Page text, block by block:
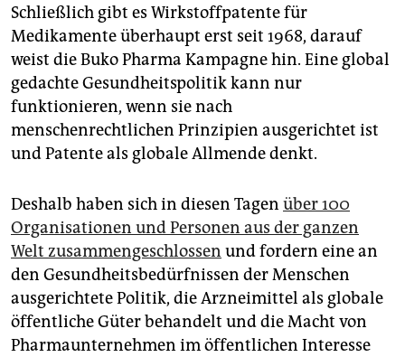
Schließlich gibt es Wirkstoffpatente für
Medikamente überhaupt erst seit 1968, darauf
weist die Buko Pharma Kampagne hin. Eine global
gedachte Gesundheitspolitik kann nur
funktionieren, wenn sie nach
menschenrechtlichen Prinzipien ausgerichtet ist
und Patente als globale Allmende denkt.
Deshalb haben sich in diesen Tagen über 100
Organisationen und Personen aus der ganzen
Welt zusammengeschlossen und fordern eine an
den Gesundheitsbedürfnissen der Menschen
ausgerichtete Politik, die Arzneimittel als globale
öffentliche Güter behandelt und die Macht von
Pharmaunternehmen im öffentlichen Interesse